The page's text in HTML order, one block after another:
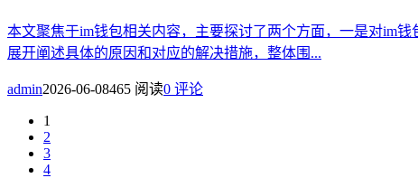
本文聚焦于im钱包相关内容，主要探讨了两个方面，一是对im
展开阐述具体的原因和对应的解决措施，整体围...
admin2026-06-08465 阅读0 评论
1
2
3
4